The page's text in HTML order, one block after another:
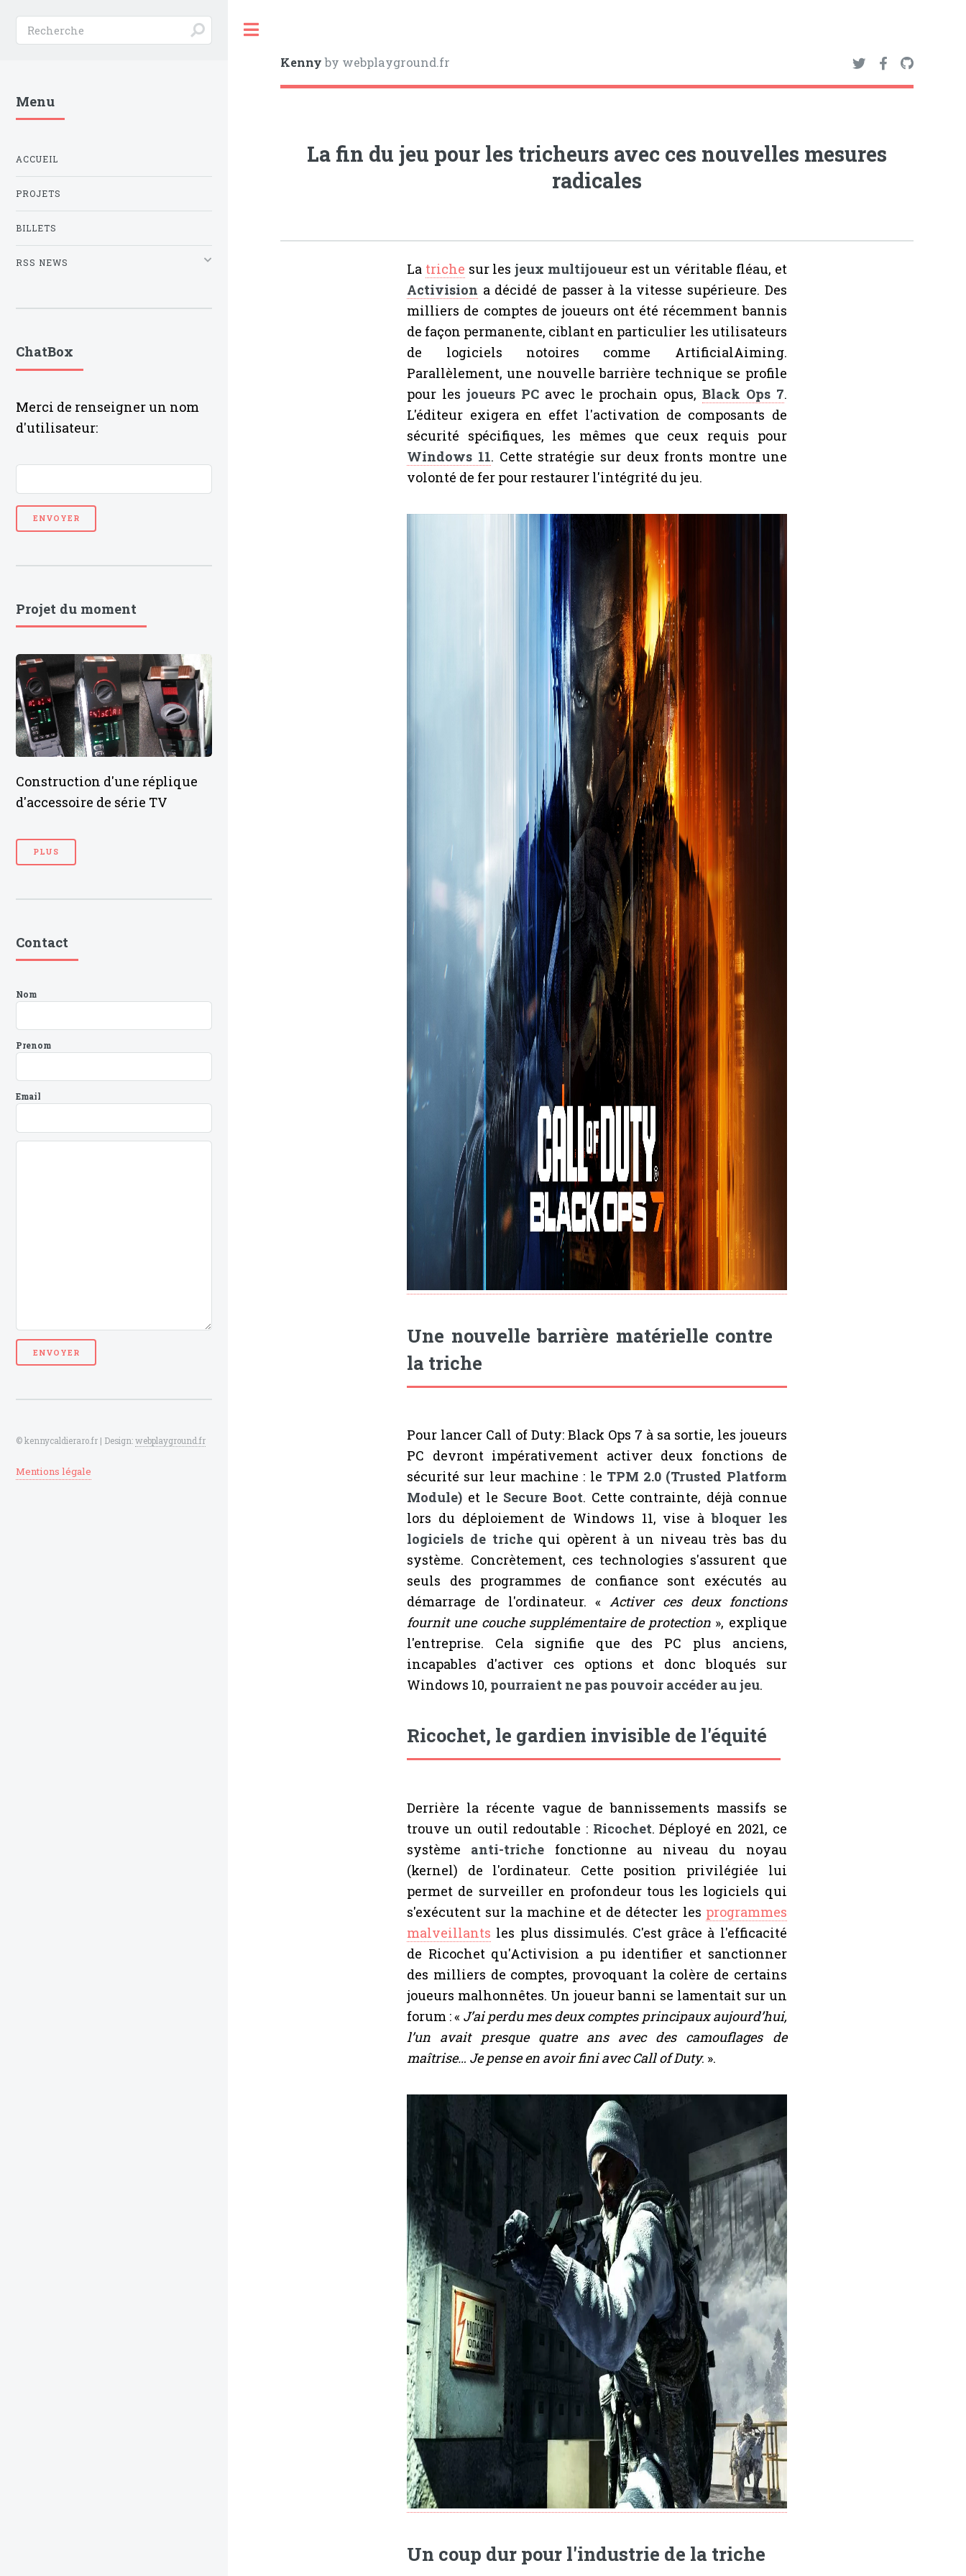
Kennyby webplayground.fr
La fin du jeu pour les tricheurs avec ces nouvelles mesures
radicales
La triche sur les jeux multijoueurest un véritable fléau, et
Activision a décidé de passer à la vitesse supérieure. Des
milliers de comptes de joueurs ont été récemment bannis
de façon permanente, ciblant en particulier les utilisateurs
de logiciels notoires comme ArtificialAiming.
Parallèlement, une nouvelle barrière technique se profile
pour lesjoueurs PC avec le prochain opus, Black Ops 7.
L'éditeur exigera en effet l'activation de composants de
sécurité spécifiques, les mêmes que ceux requis pour
Windows 11. Cette stratégie sur deux fronts montre une
volonté de fer pour restaurer l'intégrité du jeu.
Une nouvelle barrière matérielle contre
la triche
Pour lancer Call of Duty: Black Ops 7 à sa sortie, les joueurs
PC devront impérativement activer deux fonctions de
sécurité sur leur machine : le TPM 2.0 (Trusted Platform
Module) et le Secure Boot. Cette contrainte, déjà connue
lors du déploiement de Windows 11, vise àbloquer les
logiciels de trichequi opèrent à un niveau très bas du
système. Concrètement, ces technologies s'assurent que
seuls des programmes de confiance sont exécutés au
démarrage de l'ordinateur. « Activer ces deux fonctions
fournit une couche supplémentaire de protection », explique
l'entreprise. Cela signifie que des PC plus anciens,
incapables d'activer ces options et donc bloqués sur
Windows 10, pourraient ne pas pouvoir accéder au jeu.
Ricochet, le gardien invisible de l'équité
Derrière la récente vague de bannissements massifs se
trouve un outil redoutable : Ricochet. Déployé en 2021, ce
système anti-triche fonctionne au niveau du noyau
(kernel) de l'ordinateur. Cette position privilégiée lui
permet de surveiller en profondeur tous les logiciels qui
s'exécutent sur la machine et de détecter les programmes
malveillants les plus dissimulés. C'est grâce à l'efficacité
de Ricochet qu'Activision a pu identifier et sanctionner
des milliers de comptes, provoquant la colère de certains
joueurs malhonnêtes. Un joueur banni se lamentait sur un
forum : « J’ai perdu mes deux comptes principaux aujourd’hui,
l’un avait presque quatre ans avec des camouflages de
maîtrise… Je pense en avoir fini avec Call of Duty. ».
Un coup dur pour l'industrie de la triche
Menu
ACCUEIL
PROJETS
BILLETS
RSS NEWS
ChatBox
Merci de renseigner un nom
d'utilisateur:
Projet du moment
Construction d'une réplique
d'accessoire de série TV
PLUS
Contact
Nom
Prenom
Email
© kennycaldieraro.fr | Design: webplayground.fr
Mentions légale